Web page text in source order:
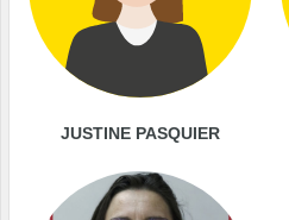
JUSTINE PASQUIER